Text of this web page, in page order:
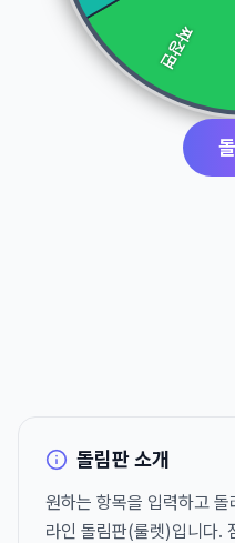
돌림판 소개
원하는 항목을 입력하고
라인 돌림판(룰렛)입니다.